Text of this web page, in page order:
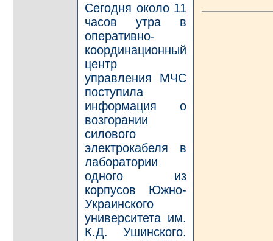
Сегодня около 11
часов утра в
оперативно-
координационный
центр
управления МЧС
поступила
информация о
возгорании
силового
электрокабеля в
лаборатории
одного из
корпусов Южно-
Украинского
университета им.
К.Д. Ушинского.